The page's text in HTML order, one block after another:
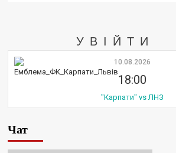
УВІЙТИ
10.08.2026
18:00
"Карпати" vs ЛНЗ
Чат